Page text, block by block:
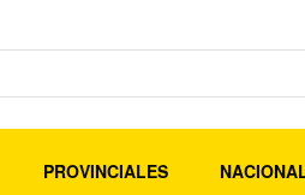
PROVINCIALES